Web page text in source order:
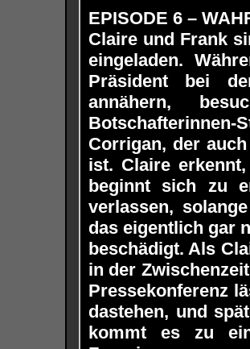
EPISODE 6 –
Claire und Frank
eingeladen.
Präsident bei
annähern,
Botschafterinnen-
Corrigan, der
ist. Claire
beginnt sich zu
verlassen,
das eigentlich gar
beschädigt. Als
in der
Pressekonferenz
dastehen, und
kommt es zu